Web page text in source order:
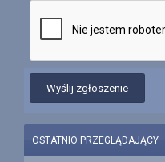
Wyślij zgłoszenie
OSTATNIO PRZEGLĄDAJĄCY